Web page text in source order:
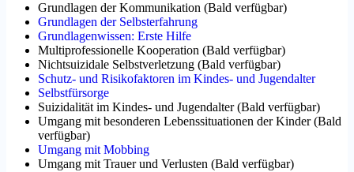
Grundlagen der Kommunikation (Bald verfügbar)
Grundlagen der Selbsterfahrung
Grundlagenwissen: Erste Hilfe
Multiprofessionelle Kooperation (Bald verfügbar)
Nichtsuizidale Selbstverletzung (Bald verfügbar)
Schutz- und Risikofaktoren im Kindes- und Jugendalter
Selbstfürsorge
Suizidalität im Kindes- und Jugendalter(Bald verfügbar)
Umgang mit besonderen Lebenssituationen der Kinder(Bald
verfügbar)
Umgang mit Mobbing
Umgang mit Trauer und Verlusten (Bald verfügbar)